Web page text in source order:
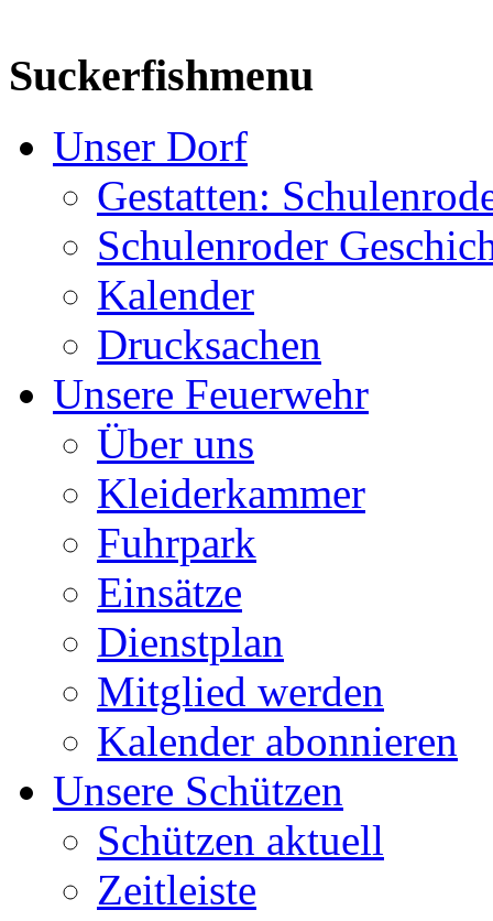
Suckerfishmenu
Unser Dorf
Gestatten:
Schulenroder
Kalender
Drucksachen
Unsere Feuerwehr
Über uns
Kleiderkammer
Fuhrpark
Einsätze
Dienstplan
Mitglied werden
Kalender abonnieren
Unsere Schützen
Schützen aktuell
Zeitleiste